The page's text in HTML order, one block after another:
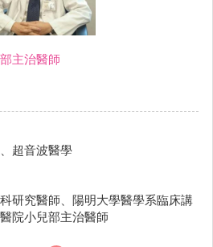
主治醫師
超音波醫學
研究醫師、陽明大學醫學系臨床講
院小兒部主治醫師